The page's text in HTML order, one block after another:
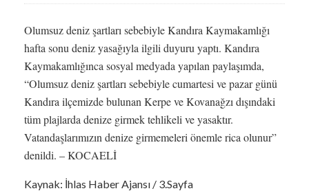
Olumsuz deniz şartları sebebiyle Kandıra Kaymakamlığı
hafta sonu deniz yasağıyla ilgili duyuru yaptı. Kandıra
Kaymakamlığınca sosyal medyada yapılan paylaşımda,
“Olumsuz deniz şartları sebebiyle cumartesi ve pazar günü
Kandıra ilçemizde bulunan Kerpe ve Kovanağzı dışındaki
tüm plajlarda denize girmek tehlikeli ve yasaktır.
Vatandaşlarımızın denize girmemeleri önemle rica olunur”
denildi. – KOCAELİ
Kaynak: İhlas Haber Ajansı / 3.Sayfa